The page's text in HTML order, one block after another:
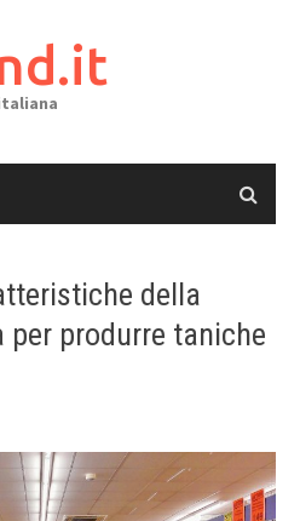
della
produrre taniche